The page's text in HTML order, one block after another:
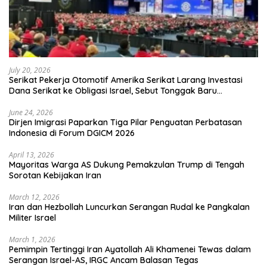
July 20, 2026
Serikat Pekerja Otomotif Amerika Serikat Larang Investasi
Dana Serikat ke Obligasi Israel, Sebut Tonggak Baru
June 24, 2026
Dirjen Imigrasi Paparkan Tiga Pilar Penguatan Perbatasan
Indonesia di Forum DGICM 2026
April 13, 2026
Mayoritas Warga AS Dukung Pemakzulan Trump di Tengah
Sorotan Kebijakan Iran
March 12, 2026
Iran dan Hezbollah Luncurkan Serangan Rudal ke Pangkalan
Militer Israel
March 1, 2026
Pemimpin Tertinggi Iran Ayatollah Ali Khamenei Tewas dalam
Serangan Israel-AS, IRGC Ancam Balasan Tegas